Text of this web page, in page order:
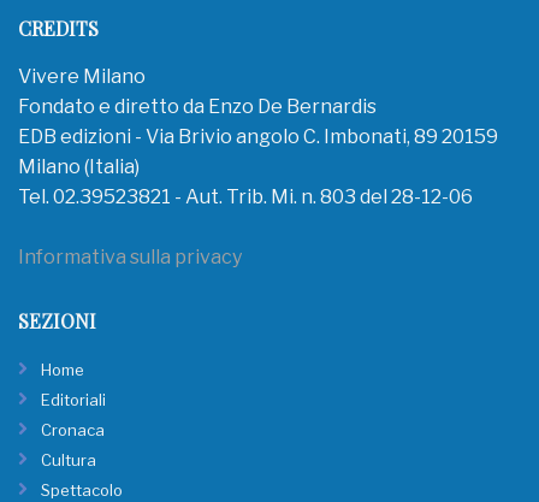
CREDITS
Vivere Milano
Fondato e diretto da Enzo De Bernardis
EDB edizioni - Via Brivio angolo C. Imbonati, 89 20159
Milano (Italia)
Tel. 02.39523821 - Aut. Trib. Mi. n. 803 del 28-12-06
Informativa sulla privacy
SEZIONI
Home
Editoriali
Cronaca
Cultura
Spettacolo